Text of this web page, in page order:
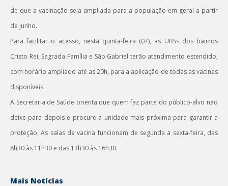
de que a vacinação seja ampliada para a população em geral a partir
de junho.
Para facilitar o acesso, nesta quinta-feira (07), as UBSs dos bairros
Cristo Rei, Sagrada Família e São Gabriel terão atendimento estendido,
com horário ampliado até as 20h, para a aplicação de todas as vacinas
disponíveis.
A Secretaria de Saúde orienta que quem faz parte do público-alvo não
deixe para depois e procure a unidade mais próxima para garantir a
proteção. As salas de vacina funcionam de segunda a sexta-feira, das
8h30 às 11h30 e das 13h30 às 16h30.
Mais Notícias